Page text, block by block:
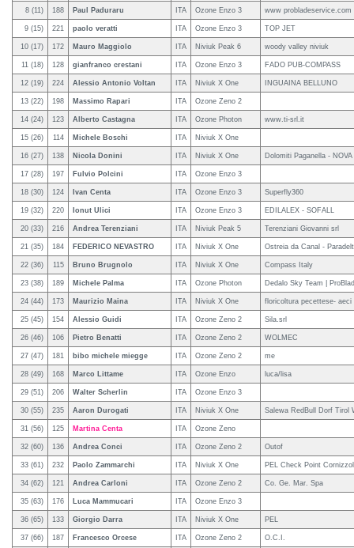
8 (11) 188 Paul Paduraru ITA Ozone Enzo 3 www probladeservice.com
9 (15) 221 paolo veratti ITA Ozone Enzo 3 TOP JET
10 (17) 172 Mauro Maggiolo ITA Niviuk Peak 6 woody valley niviuk
11 (18) 128 gianfranco crestani ITA Ozone Enzo 3 FADO PUB-COMPASS
12 (19) 224 Alessio Antonio Voltan ITA Niviuk X One INGUAINA BELLUNO
13 (22) 198 Massimo Rapari ITA Ozone Zeno 2
14 (24) 123 Alberto Castagna ITA Ozone Photon www.ti-srl.it
15 (26) 114 Michele Boschi ITA Niviuk X One
16 (27) 138 Nicola Donini ITA Niviuk X One Dolomiti Paganella -
17 (28) 197 Fulvio Polcini ITA Ozone Enzo 3
18 (30) 124 Ivan Centa ITA Ozone Enzo 3 Superfly360
19 (32) 220 Ionut Ulici ITA Ozone Enzo 3 EDILALEX - SOFALL
20 (33) 216 Andrea Terenziani ITA Niviuk Peak 5 Terenziani Giovanni srl
21 (35) 184 FEDERICO NEVASTRO ITA Niviuk X One Ostreia da Canal -
22 (36) 115 Bruno Brugnolo ITA Niviuk X One Compass Italy
23 (38) 189 Michele Palma ITA Ozone Photon Dedalo Sky Team |
24 (44) 173 Maurizio Maina ITA Niviuk X One floricoltura pecettese- aeci
25 (45) 154 Alessio Guidi ITA Ozone Zeno 2 Sila.srl
26 (46) 106 Pietro Benatti ITA Ozone Zeno 2 WOLMEC
27 (47) 181 bibo michele miegge ITA Ozone Zeno 2 me
28 (49) 168 Marco Littame ITA Ozone Enzo luca/lisa
29 (51) 206 Walter Scherlin ITA Ozone Enzo 3
30 (55) 235 Aaron Durogati ITA Niviuk X One Salewa RedBull Dorf Tirol
31 (56) 125 Martina Centa ITA Ozone Zeno
32 (60) 136 Andrea Conci ITA Ozone Zeno 2 Outof
33 (61) 232 Paolo Zammarchi ITA Niviuk X One PEL Check Point
34 (62) 121 Andrea Carloni ITA Ozone Zeno 2 Co. Ge. Mar. Spa
35 (63) 176 Luca Mammucari ITA Ozone Enzo 3
36 (65) 133 Giorgio Darra ITA Niviuk X One PEL
37 (66) 187 Francesco Orcese ITA Ozone Zeno 2 O.C.I.